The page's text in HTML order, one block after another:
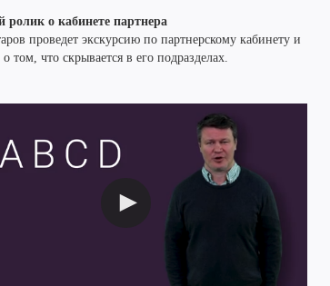
ролик о кабинете партнера
проведет экскурсию по партнерскому кабинету и
о том, что скрывается в его подразделах.